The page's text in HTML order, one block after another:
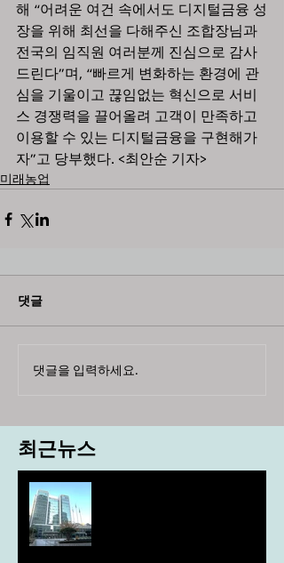
해 “어려운 여건 속에서도 디지털금융 성
장을 위해 최선을 다해주신 조합장님과
전국의 임직원 여러분께 진심으로 감사
드린다”며, “빠르게 변화하는 환경에 관
심을 기울이고 끊임없는 혁신으로 서비
스 경쟁력을 끌어올려 고객이 만족하고
이용할 수 있는 디지털금융을 구현해가
자”고 당부했다. <최안순 기자>
미래농업
댓글
댓글을 입력하세요.
최근뉴스